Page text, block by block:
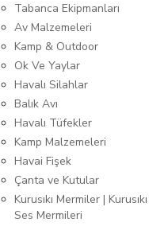
Tabanca Ekipmanları
Av Malzemeleri
Kamp & Outdoor
Ok Ve Yaylar
Havalı Silahlar
Balık Avı
Havalı Tüfekler
Kamp Malzemeleri
Havai Fişek
Çanta ve Kutular
Kurusıkı Mermiler | Kurusıkı
Ses Mermileri